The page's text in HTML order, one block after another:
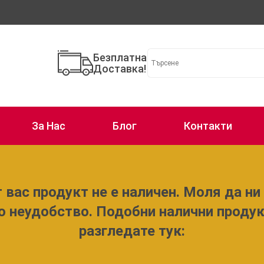
Безплатна
Доставка!
За Нас Блог Контакти
продукт не е наличен. Моля да ни
неудобство. Подобни налични
разгледате тук: